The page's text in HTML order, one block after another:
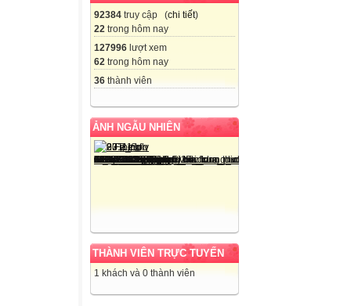
92384 truy cập (chi tiết)
22 trong hôm nay
127996 lượt xem
62 trong hôm nay
36 thành viên
ẢNH NGẪU NHIÊN
THÀNH VIÊN TRỰC TUYẾN
1 khách và 0 thành viên